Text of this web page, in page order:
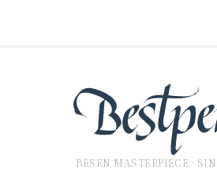
BESEN MASTERPIECE ·